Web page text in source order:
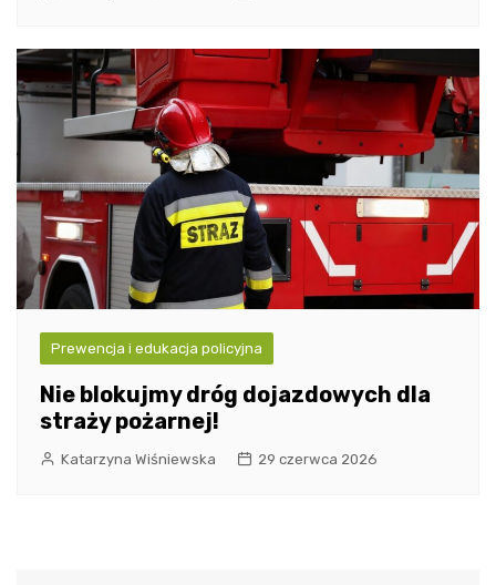
Prewencja i edukacja policyjna
Nie blokujmy dróg dojazdowych dla
straży pożarnej!
Katarzyna Wiśniewska 29 czerwca 2026